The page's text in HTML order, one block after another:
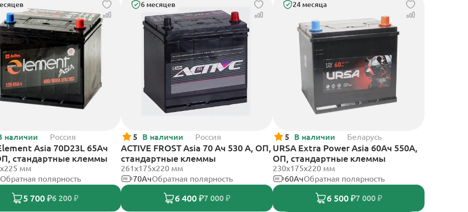
наличии Россия
Asia 70D23L 65Ач
стандартные клеммы
мм
Обратная полярность
5 700 ₽6 200 ₽
6 месяцев
5 В наличии Россия
ACTIVE FROST Asia 70 Ач 530 А, ОП,
стандартные клеммы
261x175x220 мм
70АчОбратная полярность
6 400 ₽7 000 ₽
24 месяца
5 В наличии Беларусь
URSA Extra Power Asia 60Ач 550А,
ОП, стандартные клеммы
230x175x220 мм
60АчОбратная полярность
6 500 ₽7 000 ₽